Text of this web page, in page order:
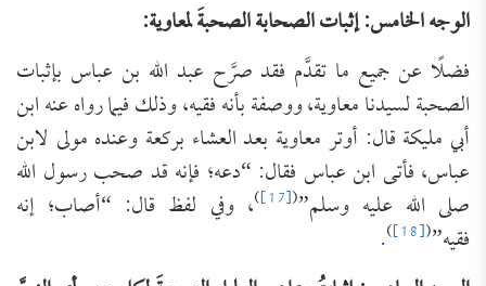
الوجه الخامس: إثبات الصحابة الصحبةَ لمعاوية:
فضلًا عن جميع ما تقدَّم فقد صرَّح عبد الله بن عباس بإثبات
الصحبة لسيدنا معاوية، ووصفة بأنه فقيه، وذلك فيما رواه عنه ابن
أبي مليكة قال: أوتر معاوية بعد العشاء بركعة وعنده مولى لابن
عباس، فأتى ابن عباس فقال: “دعه؛ فإنه قد صحب رسول الله
صلى الله عليه وسلم”(
[17]
)، وفي لفظ قال: “أصاب؛ إنه
فقيه”(
[18]
)
.